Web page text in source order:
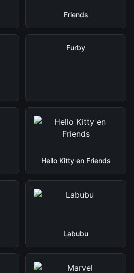
Friends
Furby
Hello Kitty en Friends
Labubu